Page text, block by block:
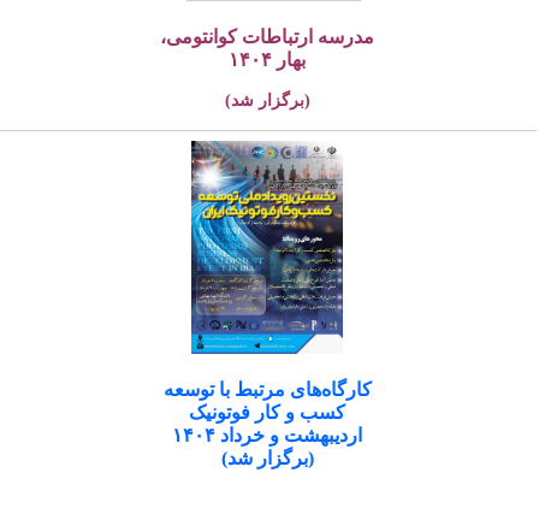
مدرسه ارتباطات کوانتومی،
بهار ۱۴۰۴
(برگزار شد)
کارگاه‌های مرتبط با توسعه
کسب و کار فوتونیک
اردیبهشت و خرداد ۱۴۰۴
(برگزار شد)